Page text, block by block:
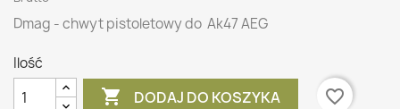
Dmag - chwyt pistoletowy do Ak47 AEG
Ilość
 DODAJ DO KOSZYKA favorite_border